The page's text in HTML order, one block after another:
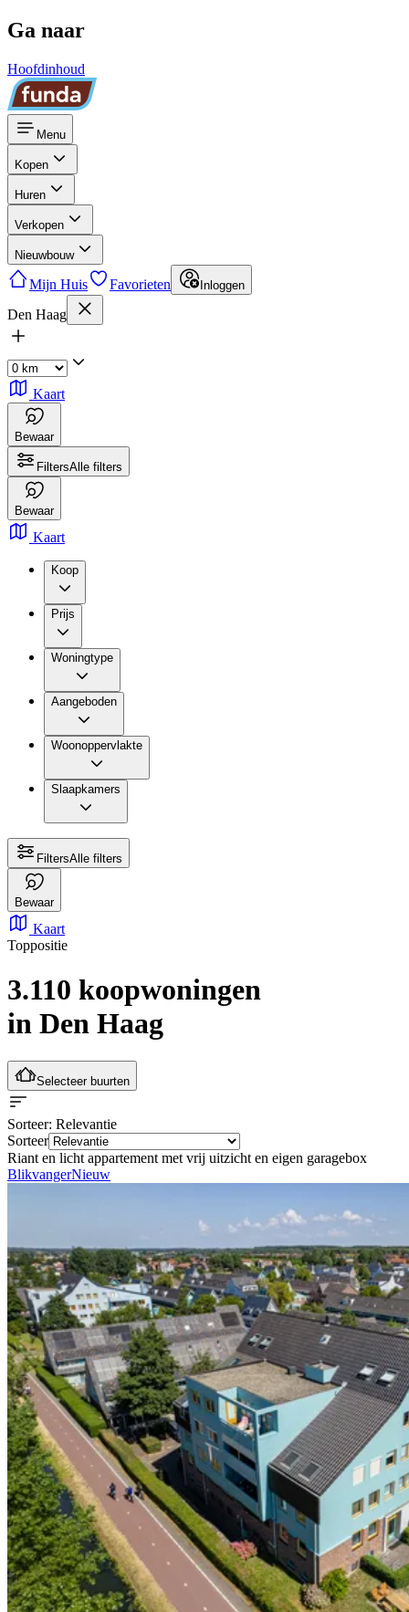
Ga naar
Hoofdinhoud
Menu
Kopen
Huren
Verkopen
Nieuwbouw
Mijn Huis Favorieten Inloggen
Den Haag
Kaart
Bewaar
FiltersAlle filters
Bewaar
Kaart
Koop
Prijs
Woningtype
Aangeboden
Woonoppervlakte
Slaapkamers
FiltersAlle filters
Bewaar
Kaart
Toppositie
3.110 koopwoningen
in Den Haag
Selecteer buurten
Sorteer: Relevantie
Sorteer
Riant en licht appartement met vrij uitzicht en eigen garagebox
BlikvangerNieuw